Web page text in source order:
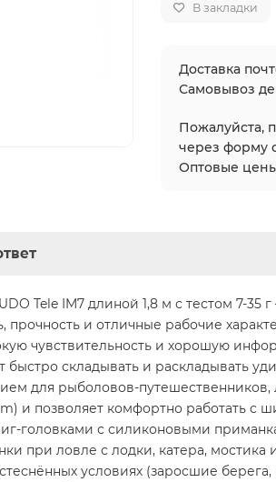
В закладки
Доставка
Самовывоз
Пожалуйста,
через форму
Оптовые
Tele IM7 длиной 1,8 м с тестом 7-
и отличные рабочие
чувствительность и хорошую
быстро складывать и раскладывать
для рыболовов-
и позволяет комфортно работать
головками с силиконовыми
при ловле с лодки, катера, мостика
условиях (заросшие